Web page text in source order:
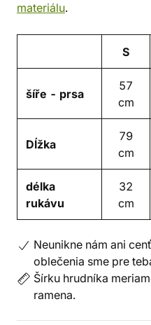
materiálu.
S
šíře - prsa
57
cm
Dĺžka
79
cm
délka
rukávu
32
cm
Neunikne nám ani
oblečenia sme pre
Šírku hrudníka
ramena.